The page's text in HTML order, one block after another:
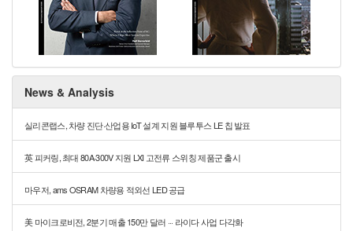
News & Analysis
실리콘랩스, 차량 진단·산업용 IoT 설계 지원 블루투스 LE 칩 발표
英 피커링, 최대 80A·300V 지원 LXI 고전류 스위칭 제품군 출시
마우저, ams OSRAM 차량용 적외선 LED 공급
美 마이크로비전, 2분기 매출 150만 달러 ··· 라이다 사업 다각화